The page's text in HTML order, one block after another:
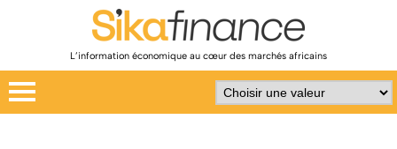
L’information économique au cœur des marchés africains